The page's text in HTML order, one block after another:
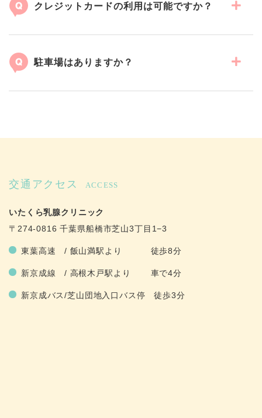
クレジットカードの利用は可能ですか？
駐車場はありますか？
交通アクセス ACCESS
いたくら乳腺クリニック
〒274-0816 千葉県船橋市芝山3丁目1−3
東葉高速 / 飯山満駅より 徒歩8分
新京成線 / 高根木戸駅より 車で4分
新京成バス/芝山団地入口バス停 徒歩3分